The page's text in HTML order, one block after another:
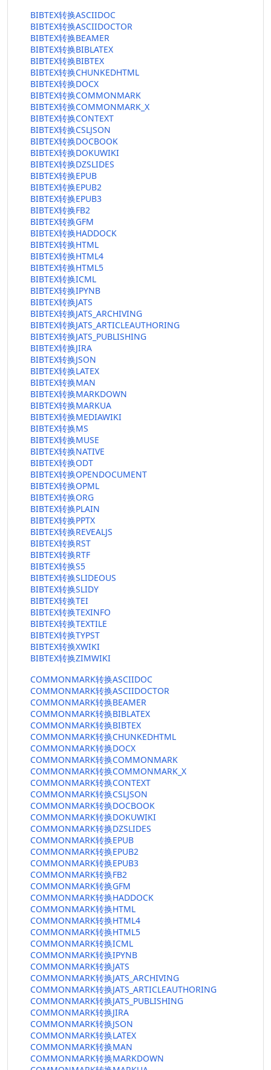
BIBTEX转换ASCIIDOC
BIBTEX转换ASCIIDOCTOR
BIBTEX转换BEAMER
BIBTEX转换BIBLATEX
BIBTEX转换BIBTEX
BIBTEX转换CHUNKEDHTML
BIBTEX转换DOCX
BIBTEX转换COMMONMARK
BIBTEX转换COMMONMARK_X
BIBTEX转换CONTEXT
BIBTEX转换CSLJSON
BIBTEX转换DOCBOOK
BIBTEX转换DOKUWIKI
BIBTEX转换DZSLIDES
BIBTEX转换EPUB
BIBTEX转换EPUB2
BIBTEX转换EPUB3
BIBTEX转换FB2
BIBTEX转换GFM
BIBTEX转换HADDOCK
BIBTEX转换HTML
BIBTEX转换HTML4
BIBTEX转换HTML5
BIBTEX转换ICML
BIBTEX转换IPYNB
BIBTEX转换JATS
BIBTEX转换JATS_ARCHIVING
BIBTEX转换JATS_ARTICLEAUTHORING
BIBTEX转换JATS_PUBLISHING
BIBTEX转换JIRA
BIBTEX转换JSON
BIBTEX转换LATEX
BIBTEX转换MAN
BIBTEX转换MARKDOWN
BIBTEX转换MARKUA
BIBTEX转换MEDIAWIKI
BIBTEX转换MS
BIBTEX转换MUSE
BIBTEX转换NATIVE
BIBTEX转换ODT
BIBTEX转换OPENDOCUMENT
BIBTEX转换OPML
BIBTEX转换ORG
BIBTEX转换PLAIN
BIBTEX转换PPTX
BIBTEX转换REVEALJS
BIBTEX转换RST
BIBTEX转换RTF
BIBTEX转换S5
BIBTEX转换SLIDEOUS
BIBTEX转换SLIDY
BIBTEX转换TEI
BIBTEX转换TEXINFO
BIBTEX转换TEXTILE
BIBTEX转换TYPST
BIBTEX转换XWIKI
BIBTEX转换ZIMWIKI
COMMONMARK转换ASCIIDOC
COMMONMARK转换ASCIIDOCTOR
COMMONMARK转换BEAMER
COMMONMARK转换BIBLATEX
COMMONMARK转换BIBTEX
COMMONMARK转换CHUNKEDHTML
COMMONMARK转换DOCX
COMMONMARK转换COMMONMARK
COMMONMARK转换COMMONMARK_X
COMMONMARK转换CONTEXT
COMMONMARK转换CSLJSON
COMMONMARK转换DOCBOOK
COMMONMARK转换DOKUWIKI
COMMONMARK转换DZSLIDES
COMMONMARK转换EPUB
COMMONMARK转换EPUB2
COMMONMARK转换EPUB3
COMMONMARK转换FB2
COMMONMARK转换GFM
COMMONMARK转换HADDOCK
COMMONMARK转换HTML
COMMONMARK转换HTML4
COMMONMARK转换HTML5
COMMONMARK转换ICML
COMMONMARK转换IPYNB
COMMONMARK转换JATS
COMMONMARK转换JATS_ARCHIVING
COMMONMARK转换JATS_ARTICLEAUTHORING
COMMONMARK转换JATS_PUBLISHING
COMMONMARK转换JIRA
COMMONMARK转换JSON
COMMONMARK转换LATEX
COMMONMARK转换MAN
COMMONMARK转换MARKDOWN